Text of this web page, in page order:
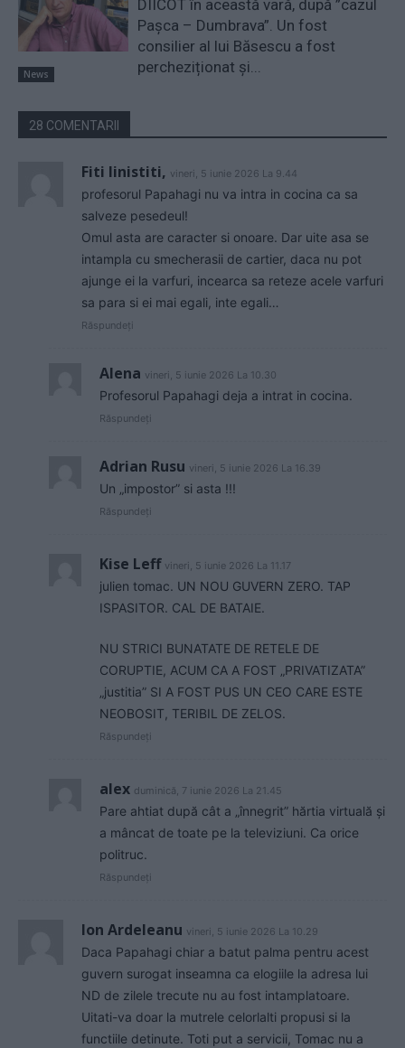
News
DIICOT în această vară, după ”cazul
Pașca – Dumbrava”. Un fost
consilier al lui Băsescu a fost
percheziționat și...
28 COMENTARII
Fiti linistiti, vineri, 5 iunie 2026 La 9.44
profesorul Papahagi nu va intra in cocina ca sa
salveze pesedeul!
Omul asta are caracter si onoare. Dar uite asa se
intampla cu smecherasii de cartier, daca nu pot
ajunge ei la varfuri, incearca sa reteze acele varfuri
sa para si ei mai egali, inte egali…
Răspundeți
Alena vineri, 5 iunie 2026 La 10.30
Profesorul Papahagi deja a intrat in cocina.
Răspundeți
Adrian Rusu vineri, 5 iunie 2026 La 16.39
Un „impostor” si asta !!!
Răspundeți
Kise Leff vineri, 5 iunie 2026 La 11.17
julien tomac. UN NOU GUVERN ZERO. TAP
ISPASITOR. CAL DE BATAIE.
NU STRICI BUNATATE DE RETELE DE
CORUPTIE, ACUM CA A FOST „PRIVATIZATA”
„justitia” SI A FOST PUS UN CEO CARE ESTE
NEOBOSIT, TERIBIL DE ZELOS.
Răspundeți
alex duminică, 7 iunie 2026 La 21.45
Pare ahtiat după cât a „înnegrit” hărtia virtuală și
a mâncat de toate pe la televiziuni. Ca orice
politruc.
Răspundeți
Ion Ardeleanu vineri, 5 iunie 2026 La 10.29
Daca Papahagi chiar a batut palma pentru acest
guvern surogat inseamna ca elogiile la adresa lui
ND de zilele trecute nu au fost intamplatoare.
Uitati-va doar la mutrele celorlalti propusi si la
functiile detinute. Toti put a servicii, Tomac nu a